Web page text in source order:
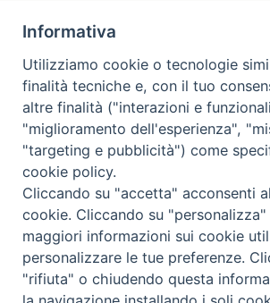
TV 2000
Diocesi di Ivrea
Curia Vescovile Piazza Castello, 3
Informativa
Utilizziamo cookie o tecnologie
finalità tecniche e, con il tuo
altre finalità ("interazioni e
"miglioramento dell'esperienza",
"targeting e pubblicità") come
cookie policy.
Cliccando su "accetta" acconsenti
cookie. Cliccando su
maggiori informazioni sui cookie
personalizzare le tue preferenze.
"rifiuta" o chiudendo questa